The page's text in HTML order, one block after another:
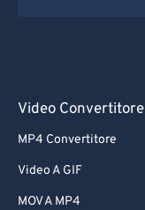
Video Convertitore
MP4 Convertitore
Video A GIF
MOV A MP4